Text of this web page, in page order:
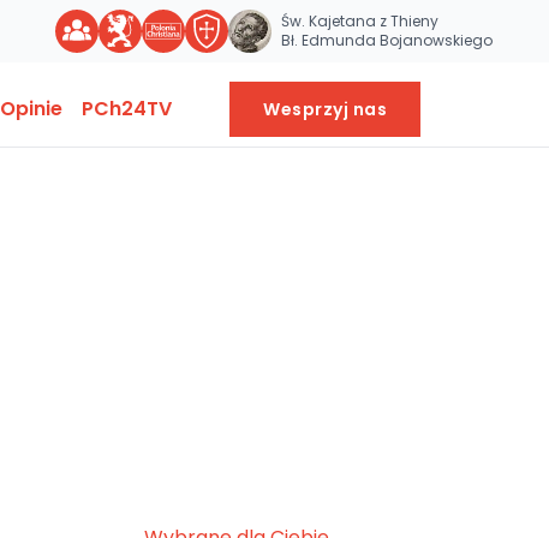
Św. Kajetana z Thieny
Bł. Edmunda Bojanowskiego
Opinie PCh24TV Wesprzyj nas